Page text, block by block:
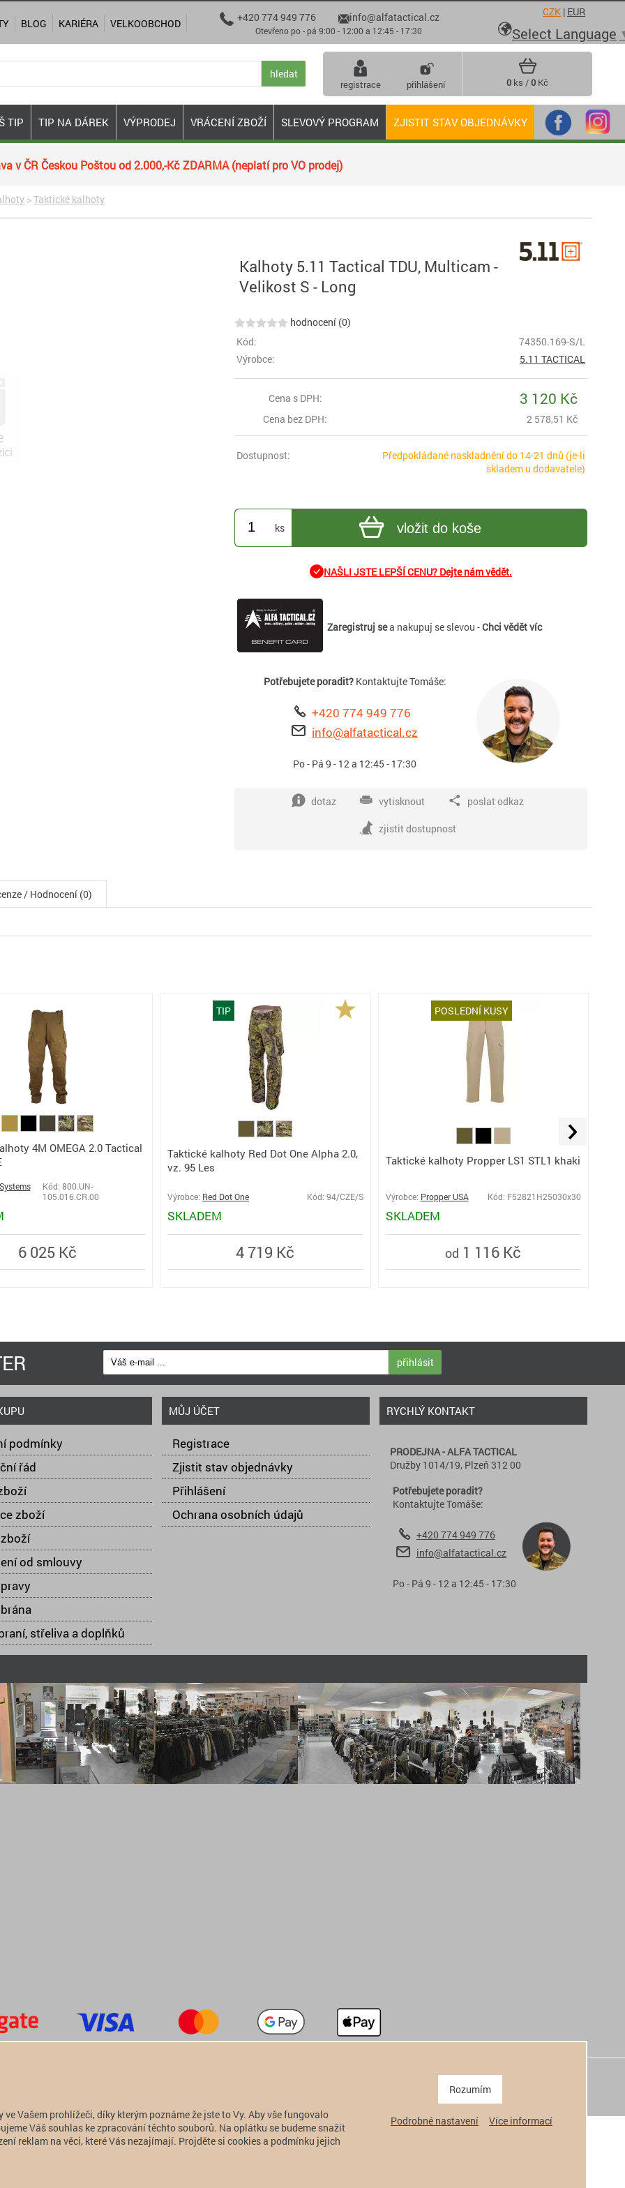
v ČR Českou Poštou od 2.000,-Kč ZDARMA (neplatí pro VO prodej)
>Taktické kalhoty
Kalhoty 5.11 Tactical TDU, Multicam -
Velikost S - Long
hodnocení (0)
Kód:
74350.169-S/L
Výrobce:
5.11 TACTICAL
Cena s DPH: 3 120 Kč
Cena bez DPH: 2 578,51 Kč
Dostupnost:
Předpokládané naskladnění do 14-21 dnů (je-li
skladem u dodavatele)
ks vložit do koše
NAŠLI JSTE LEPŠÍ CENU? Dejte nám vědět.
Zaregistruj sea nakupuj se slevou -Chci vědět víc
Potřebujete poradit?Kontaktujte Tomáše:
+420 774 949 776
info@alfatactical.cz
Po - Pá 9 - 12 a 12:45 - 17:30
dotaz vytisknout poslat odkaz
zjistit dostupnost
/ Hodnocení (0)
4M OMEGA 2.0 Tactical
Kód: 800.UN-
105.016.CR.00
6 025 Kč
TIP
Taktické kalhoty Red Dot One Alpha 2.0,
vz. 95 Les
Výrobce: Red Dot One Kód: 94/CZE/S
SKLADEM
4 719 Kč
POSLEDNÍ KUSY
Taktické kalhoty Propper LS1 STL1 khaki
Výrobce: Propper USA Kód: F52821H25030x30
SKLADEM
od 1 116 Kč
TIP TIP NA DÁREK VÝPRODEJ VRÁCENÍ ZBOŽÍ SLEVOVÝ PROGRAM ZJISTIT STAV OBJEDNÁVKY
přihlásit
podmínky
řád
zboží
od smlouvy
střeliva a doplňků
MŮJ ÚČET
Registrace
Zjistit stav objednávky
Přihlášení
Ochrana osobních údajů
RYCHLÝ KONTAKT
PRODEJNA - ALFA TACTICAL
Družby 1014/19, Plzeň 312 00
Potřebujete poradit?
Kontaktujte Tomáše:
+420 774 949 776
info@alfatactical.cz
Po - Pá 9 - 12 a 12:45 - 17:30
hledat
registrace přihlášení 0 ks /0 Kč
BLOG KARIÉRA VELKOOBCHOD  +420 774 949 776info@alfatactical.cz
Otevřeno po - pá 9:00 - 12:00 a 12:45 - 17:30
CZK | EUR
Select Language
Vašem prohlížeči, díky kterým poznáme že jste to Vy. Aby vše fungovalo
Váš souhlas ke zpracování těchto souborů. Na oplátku se budeme snažit
reklam na věci, které Vás nezajímají. Projděte si cookies a podmínku jejich
Rozumím
Podrobné nastavení Více informací
Copyright 2011 - 2026 alfatactical | vytvořeno adSYSTEM.